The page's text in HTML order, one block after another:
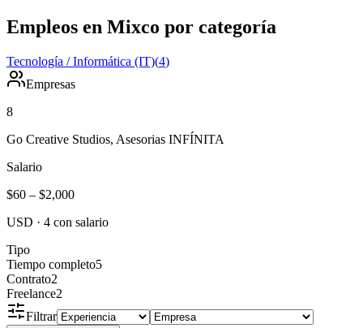
Empleos en Mixco por categoría
Tecnología / Informática (IT)(4)
Empresas
8
Go Creative Studios, Asesorias INFÍNITA
Salario
$60 – $2,000
USD · 4 con salario
Tipo
Tiempo completo5
Contrato2
Freelance2
Filtrar